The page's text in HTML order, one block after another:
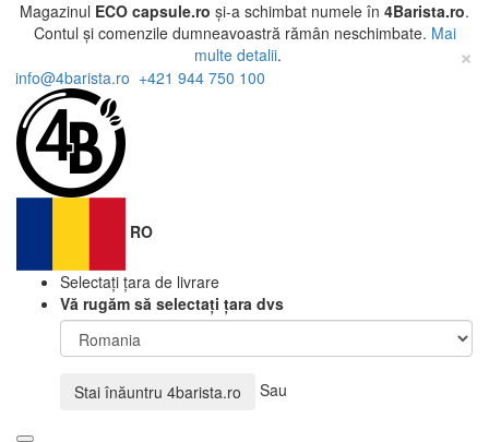
Magazinul ECO capsule.ro și-a schimbat numele în 4Barista.ro.
Contul și comenzile dumneavoastră rămân neschimbate. Mai
multe detalii. ×
info@4barista.ro +421 944 750 100
RO
Selectați țara de livrare
Vă rugăm să selectați țara dvs
Stai înăuntru 4barista.ro Sau